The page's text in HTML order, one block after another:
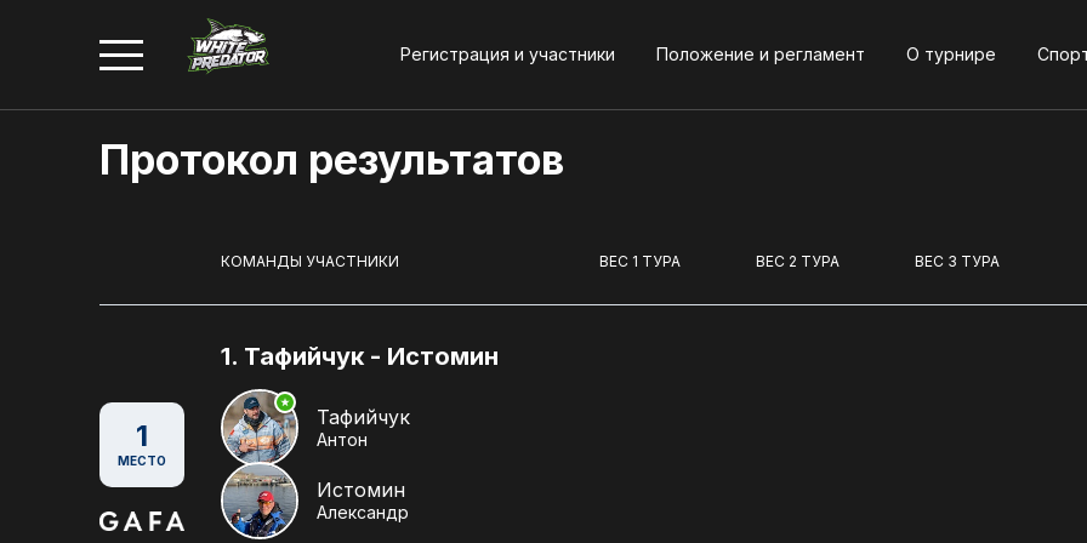
Регистрация и участники Положение и регламент О турнире
Положение и регламент
Регистрация и участники
Протокол результатов
КОМАНДЫ УЧАСТНИКИ ВЕС 1 ТУРА ВЕС 2 ТУРА ВЕС 3 ТУРА
1
МЕСТО
1. Тафийчук - Истомин
Тафийчук
Антон
Истомин
Александр